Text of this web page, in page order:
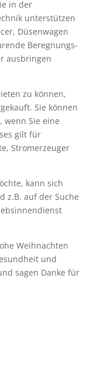
in der
unterstützen
Düsenwagen
Beregnungs-
ausbringen
zu können,
Sie können
wenn Sie eine
gilt für
Stromerzeuger
kann sich
z.B. auf der Suche
Weihnachten
und
sagen Danke für